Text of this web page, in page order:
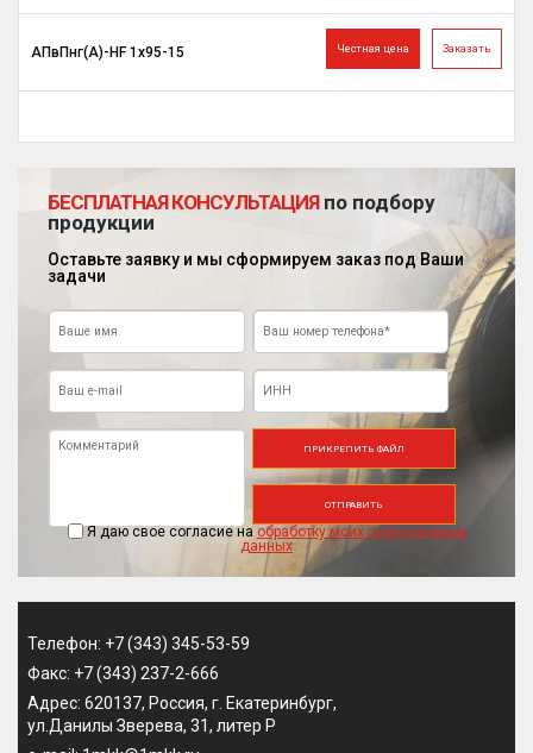
Заказать
Честная цена
АПвПнг(A)-HF 1х95-15
БЕСПЛАТНАЯ КОНСУЛЬТАЦИЯпо подбору
продукции
Оставьте заявку и мы сформируем заказ под Ваши
задачи
ПРИКРЕПИТЬ ФАЙЛ
Я даю свое согласие на обработку моих персональных
данных
ОТПРАВИТЬ
Телефон: +7 (343) 345-53-59
Факс: +7 (343) 237-2-666
Адрес: 620137, Россия, г. Екатеринбург,
ул.Данилы Зверева, 31, литер Р